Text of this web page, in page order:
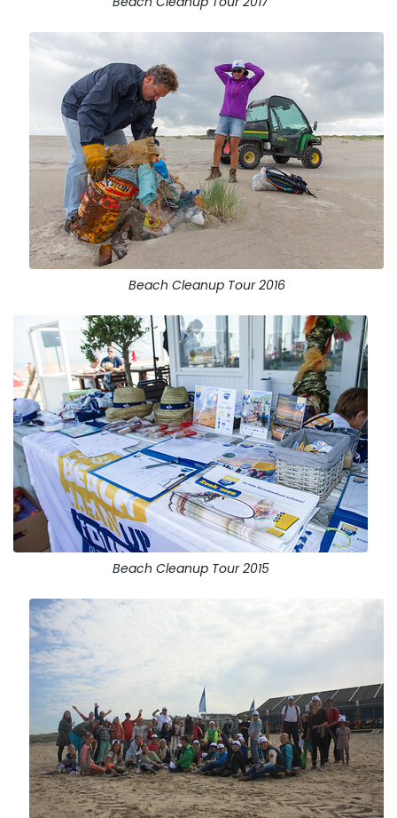
Beach Cleanup Tour 2016
Beach Cleanup Tour 2015